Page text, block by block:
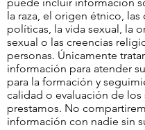
la raza, el origen étnico,
políticas, la vida sexual, la
sexual o las creencias
personas. Únicamente
información para atender
para la formación y
calidad o evaluación de los
prestamos. No
información con nadie sin